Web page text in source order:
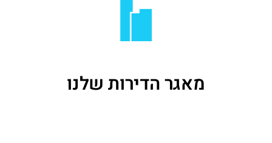
מאגר הדירות שלנו